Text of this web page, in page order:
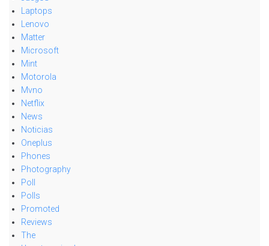
Laptops
Lenovo
Matter
Microsoft
Mint
Motorola
Mvno
Netflix
News
Noticias
Oneplus
Phones
Photography
Poll
Polls
Promoted
Reviews
The